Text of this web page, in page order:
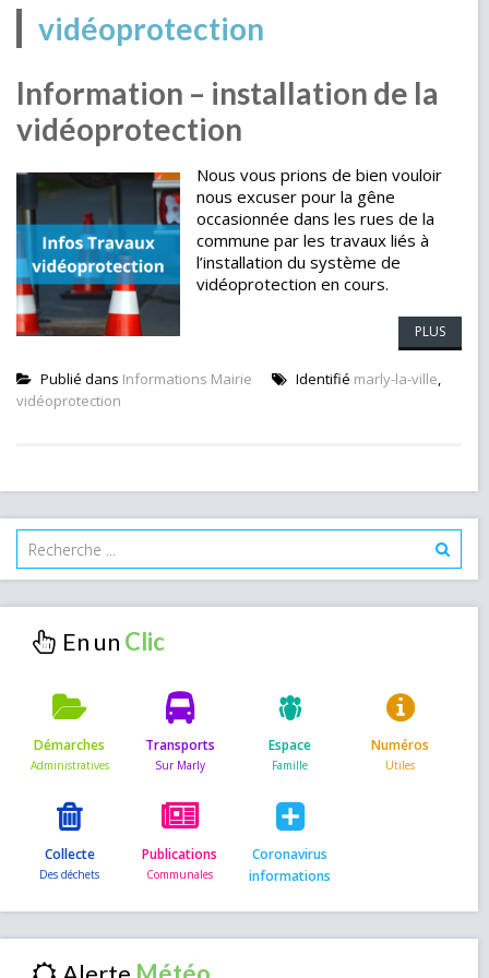
vidéoprotection
Information – installation de la
vidéoprotection
Nous vous prions de bien vouloir
nous excuser pour la gêne
occasionnée dans les rues de la
commune par les travaux liés à
l’installation du système de
vidéoprotection en cours.
PLUS
Publié dans Informations Mairie Identifié marly-la-ville,
vidéoprotection
En un
Démarches Transports Espace Numéros
Collecte Publications
Coronavirus
informations